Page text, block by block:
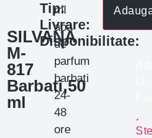
SILVANA
M-
817
Barbati,50
ml
Tip:
Livrare:
Disponibilitate:
ml
apa
de
parfum
barbați
24-
48
ore